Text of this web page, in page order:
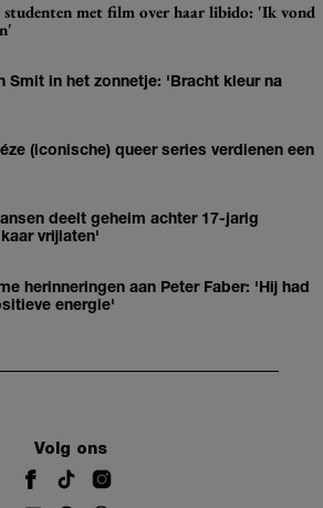
met film over haar libido: 'Ik vond
Smit in het zonnetje: 'Bracht kleur na
(iconische) queer series verdienen een
deelt geheim achter 17-jarig
vrijlaten'
herinneringen aan Peter Faber: 'Hij had
energie'
Volg ons